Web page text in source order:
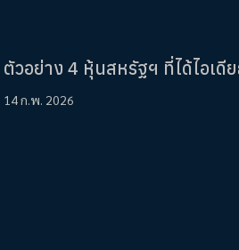
ตัวอย่าง 4 หุ้นสหรัฐฯ ที่ได้ไอเดี
14 ก.พ. 2026